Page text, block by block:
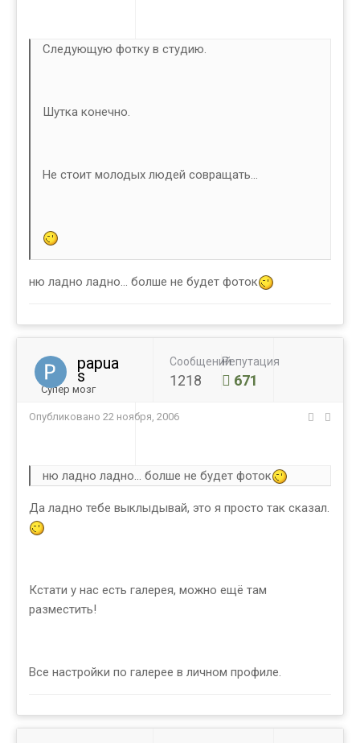
Следующую фотку в студию.
Шутка конечно.
Не стоит молодых людей совращать...
ню ладно ладно... болше не будет фоток
papua
s
Супер мозг
Сообщений
1218
Репутация
671
Опубликовано 22 ноября, 2006
ню ладно ладно... болше не будет фоток
Да ладно тебе выклыдывай, это я просто так сказал.
Кстати у нас есть галерея, можно ещё там
разместить!
Все настройки по галерее в личном профиле.